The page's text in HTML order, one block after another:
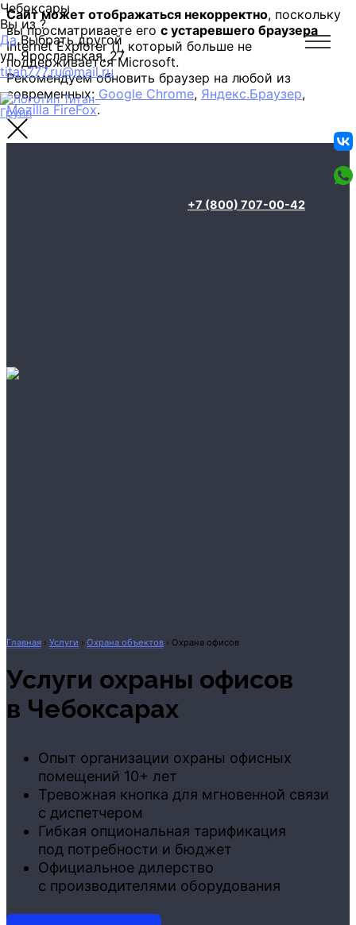
Сайт может отображаться некорректно, поскольку
вы просматриваете его с устаревшего браузера
Internet Explorer (), который больше не
поддерживается Microsoft.
Рекомендуем обновить браузер на любой из
современных: Google Chrome, Яндекс.Браузер,
Mozilla FireFox.
Чебоксары
Вы из?
Да Выбрать другой
ул. Ярославская, 27
titan777.ru@mail.ru
+7 (800) 707-00-42
Главная › Услуги › Охрана объектов › Охрана офисов
Услуги охраны офисов
в Чебоксарах
Опыт организации охраны офисных
помещений 10+ лет
Тревожная кнопка для мгновенной связи
с диспетчером
Гибкая опциональная тарификация
под потребности и бюджет
Официальное дилерство
с производителями оборудования